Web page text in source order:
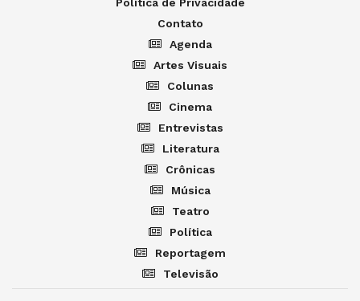
Contato
Agenda
Artes Visuais
Colunas
Cinema
Entrevistas
Literatura
Crônicas
Música
Teatro
Política
Reportagem
Televisão